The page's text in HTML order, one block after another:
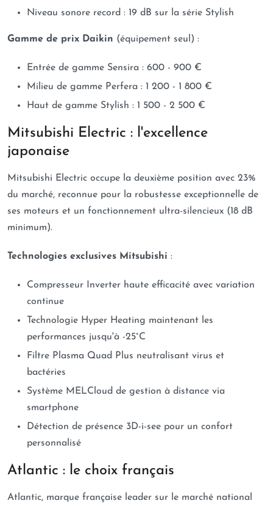
Niveau sonore record : 19 dB sur la série Stylish
Gamme de prix Daikin (équipement seul) :
Entrée de gamme Sensira : 600 - 900 €
Milieu de gamme Perfera : 1 200 - 1 800 €
Haut de gamme Stylish : 1 500 - 2 500 €
Mitsubishi Electric : l'excellence
japonaise
Mitsubishi Electric occupe la deuxième position avec 23%
du marché, reconnue pour la robustesse exceptionnelle de
ses moteurs et un fonctionnement ultra-silencieux (18 dB
minimum).
Technologies exclusives Mitsubishi :
Compresseur Inverter haute efficacité avec variation
continue
Technologie Hyper Heating maintenant les
performances jusqu'à -25°C
Filtre Plasma Quad Plus neutralisant virus et
bactéries
Système MELCloud de gestion à distance via
smartphone
Détection de présence 3D-i-see pour un confort
personnalisé
Atlantic : le choix français
Atlantic, marque française leader sur le marché national